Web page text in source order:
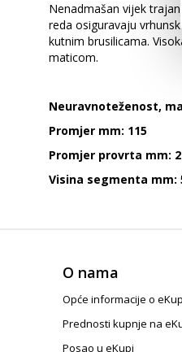
Nenadmašan vijek
reda osiguravaju
kutnim brusilicama.
maticom.
Neuravnoteženost,
Promjer mm: 115
Promjer provrta mm:
Visina segmenta mm:
O nama
Opće informacije o
Prednosti kupnje na
Posao u eKupi